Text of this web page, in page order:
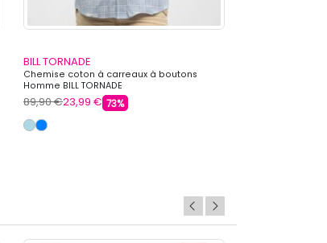
BILL TORNADE
Chemise coton à carreaux à boutons
Homme BILL TORNADE
89,90 €23,99 € 73%